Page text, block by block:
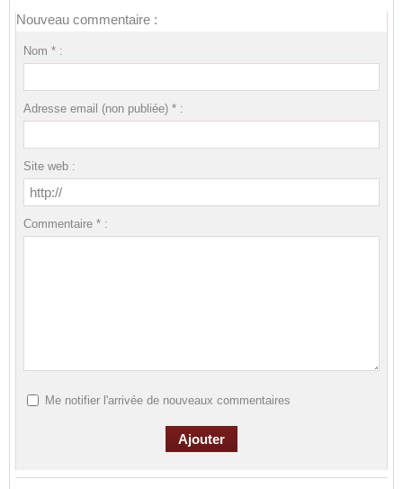
Nouveau commentaire :
Nom * :
Adresse email (non publiée) * :
Site web :
Commentaire * :
Me notifier l'arrivée de nouveaux commentaires